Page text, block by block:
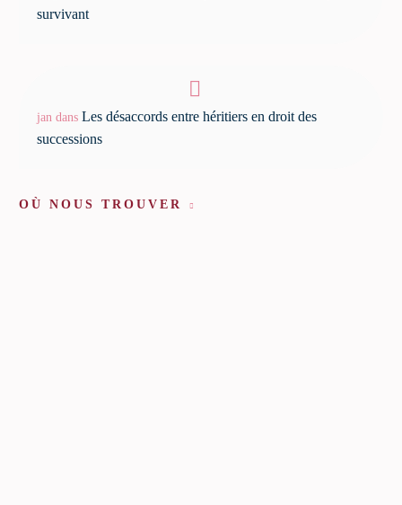
survivant
jan dans Les désaccords entre héritiers en droit des
successions
OÙ NOUS TROUVER